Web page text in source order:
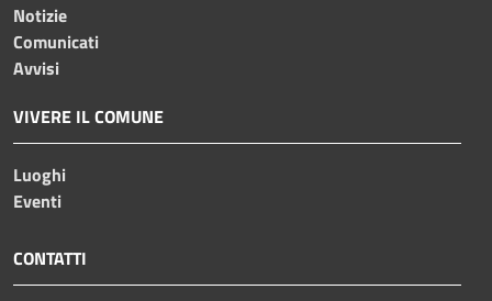
Notizie
Comunicati
Avvisi
VIVERE IL COMUNE
Luoghi
Eventi
CONTATTI